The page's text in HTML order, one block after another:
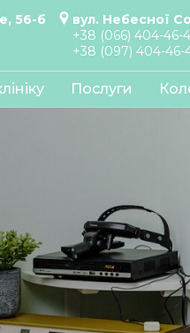
56-б
вул. Небесної
+38 (066) 404-46-
+38 (097) 404-46-
Послуги